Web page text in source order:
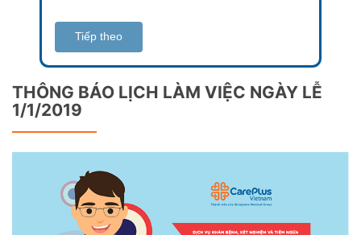
Tiếp theo
THÔNG BÁO LỊCH LÀM VIỆC NGÀY LỄ
1/1/2019